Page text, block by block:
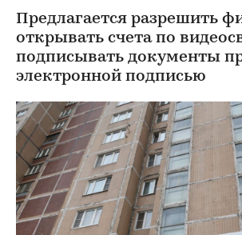
Предлагается разрешить
открывать счета по
подписывать документы
электронной подписью